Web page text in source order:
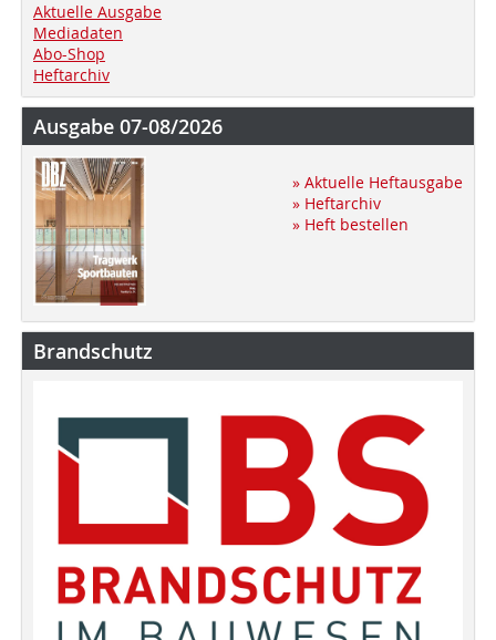
Aktuelle Ausgabe
Mediadaten
Abo-Shop
Heftarchiv
Ausgabe 07-08/2026
» Aktuelle Heftausgabe
» Heftarchiv
» Heft bestellen
Brandschutz